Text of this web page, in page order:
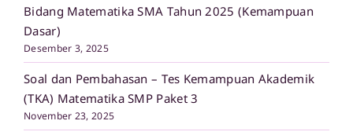
Bidang Matematika SMA Tahun 2025 (Kemampuan
Dasar)
Desember 3, 2025
Soal dan Pembahasan – Tes Kemampuan Akademik
(TKA) Matematika SMP Paket 3
November 23, 2025